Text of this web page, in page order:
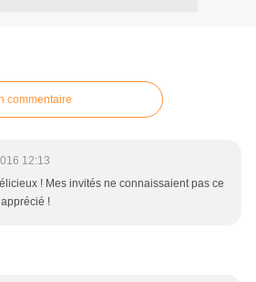
commentaire
12:13
! Mes invités ne connaissaient pas ce
!